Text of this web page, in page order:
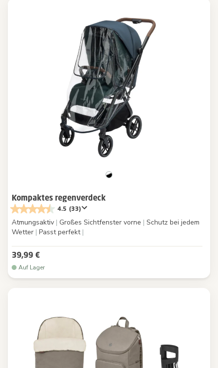
Kompaktes regenverdeck
4.5 (33)
Atmungsaktiv | Großes Sichtfenster vorne | Schutz bei jedem
Wetter | Passt perfekt |
39,99 €
Auf Lager